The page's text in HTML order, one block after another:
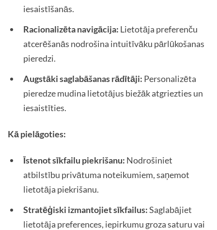
iesaistīšanās.
Racionalizēta navigācija: Lietotāja preferenču
atcerēšanās nodrošina intuitīvāku pārlūkošanas
pieredzi.
Augstāki saglabāšanas rādītāji: Personalizēta
pieredze mudina lietotājus biežāk atgriezties un
iesaistīties.
Kā pielāgoties:
Īstenot sīkfailu piekrišanu: Nodrošiniet
atbilstību privātuma noteikumiem, saņemot
lietotāja piekrišanu.
Stratēģiski izmantojiet sīkfailus:Saglabājiet
lietotāja preferences, iepirkumu groza saturu vai